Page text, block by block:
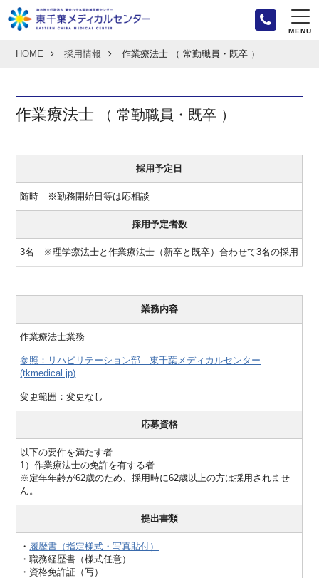
MENU
HOME 採用情報 作業療法士 （ 常勤職員・既卒 ）
作業療法士 （ 常勤職員・既卒 ）
採用予定日
随時 ※勤務開始日等は応相談
採用予定者数
3名 ※理学療法士と作業療法士（新卒と既卒）合わせて3名の採用
業務内容
作業療法士業務
参照：リハビリテーション部｜東千葉メディカルセンター
(tkmedical.jp)
変更範囲：変更なし
応募資格
以下の要件を満たす者
1）作業療法士の免許を有する者
※定年年齢が62歳のため、採用時に62歳以上の方は採用されませ
ん。
提出書類
・ 履歴書（指定様式・写真貼付）
・職務経歴書（様式任意）
・資格免許証（写）